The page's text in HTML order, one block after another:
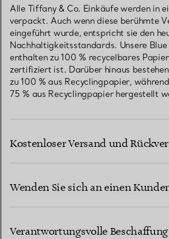
Alle Tiffany & Co. Einkäufe werden in
verpackt. Auch wenn diese berühmte
eingeführt wurde, entspricht sie den
Nachhaltigkeitsstandards. Unsere Blue
enthalten zu 100 % recycelbares
zertifiziert ist. Darüber hinaus
zu 100 % aus Recyclingpapier,
75 % aus Recyclingpapier hergestellt
Kostenloser Versand und
Wenden Sie sich an einen
Verantwortungsvolle Beschaffung